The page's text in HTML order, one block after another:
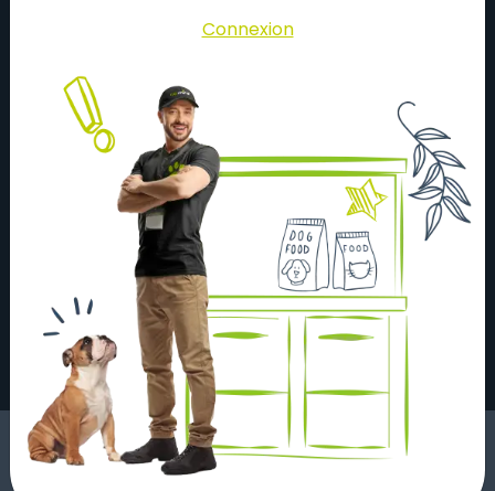
Actualités
Nos magasins
Nos partenaires
Nous contacter
Mentions légales
Recrutement
Devenir Franchisé
Conditions générales de vente
© Copyright 2023 - Tous droits réservés
Connexion